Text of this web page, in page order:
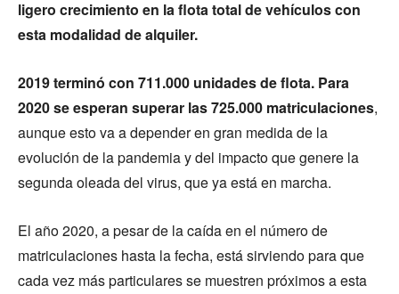
ligero crecimiento en la flota total de vehículos con
esta modalidad de alquiler.
2019 terminó con 711.000 unidades de flota. Para
2020 se esperan superar las 725.000 matriculaciones,
aunque esto va a depender en gran medida de la
evolución de la pandemia y del impacto que genere la
segunda oleada del virus, que ya está en marcha.
El año 2020, a pesar de la caída en el número de
matriculaciones hasta la fecha, está sirviendo para que
cada vez más particulares se muestren próximos a esta